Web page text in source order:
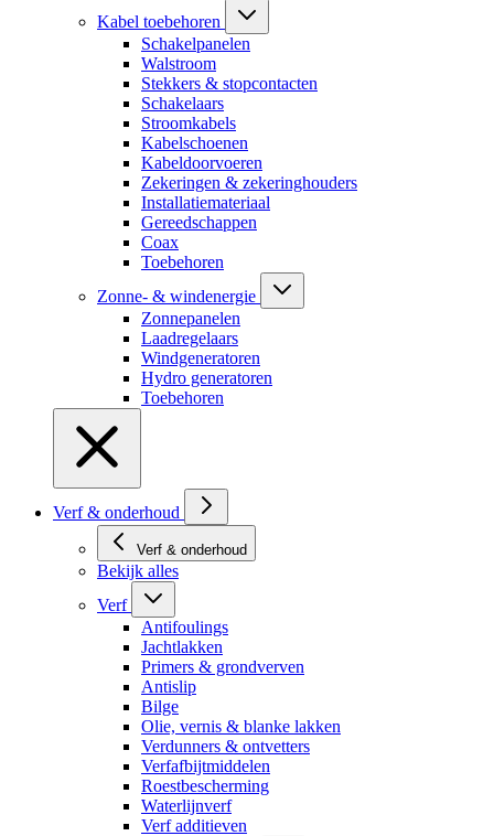
Kabel toebehoren
Schakelpanelen
Walstroom
Stekkers & stopcontacten
Schakelaars
Stroomkabels
Kabelschoenen
Kabeldoorvoeren
Zekeringen & zekeringhouders
Installatiemateriaal
Gereedschappen
Coax
Toebehoren
Zonne- & windenergie
Zonnepanelen
Laadregelaars
Windgeneratoren
Hydro generatoren
Toebehoren
Verf & onderhoud
Verf & onderhoud
Bekijk alles
Verf
Antifoulings
Jachtlakken
Primers & grondverven
Antislip
Bilge
Olie, vernis & blanke lakken
Verdunners & ontvetters
Verfafbijtmiddelen
Roestbescherming
Waterlijnverf
Verf additieven